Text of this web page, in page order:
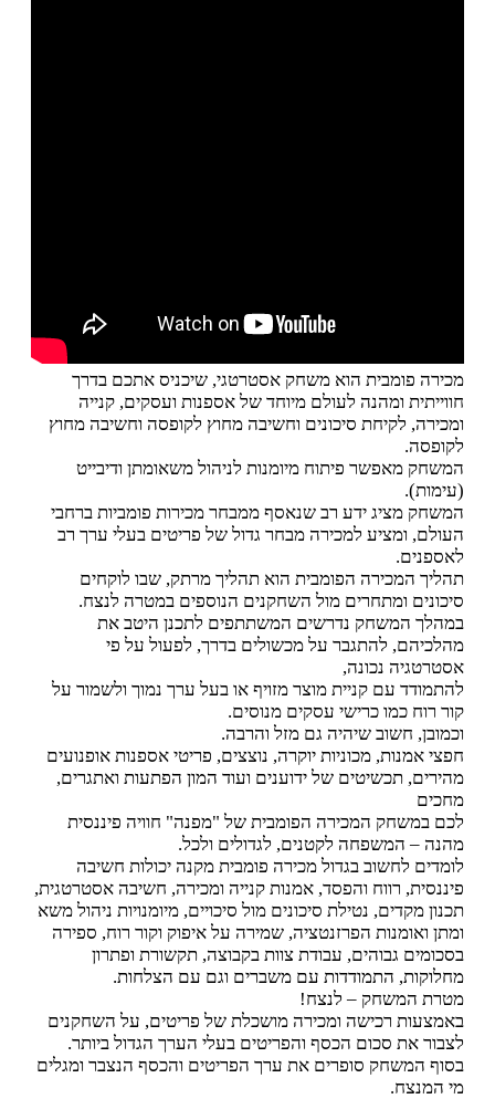
מכירה פומבית הוא משחק אסטרטגי, שיכניס אתכם בדרך
חווייתית ומהנה לעולם מיוחד של אספנות ועסקים, קנייה
ומכירה, לקיחת סיכונים וחשיבה מחוץ לקופסה וחשיבה מחוץ
לקופסה.
המשחק מאפשר פיתוח מיומנות לניהול משאומתן ודיבייט
(עימות).
המשחק מציג ידע רב שנאסף ממבחר מכירות פומביות ברחבי
העולם, ומציע למכירה מבחר גדול של פריטים בעלי ערך רב
לאספנים.
תהליך המכירה הפומבית הוא תהליך מרתק, שבו לוקחים
סיכונים ומתחרים מול השחקנים הנוספים במטרה לנצח.
במהלך המשחק נדרשים המשתתפים לתכנן היטב את
מהלכיהם, להתגבר על מכשולים בדרך, לפעול על פי
אסטרטגיה נכונה,
להתמודד עם קניית מוצר מזויף או בעל ערך נמוך ולשמור על
קור רוח כמו כרישי עסקים מנוסים.
וכמובן, חשוב שיהיה גם מזל והרבה.
חפצי אמנות, מכוניות יוקרה, נוצצים, פריטי אספנות אופנועים
מהירים, תכשיטים של ידוענים ועוד המון הפתעות ואתגרים,
מחכים
לכם במשחק המכירה הפומבית של "מפנה" חוויה פיננסית
מהנה – המשפחה לקטנים, לגדולים ולכל.
לומדים לחשוב בגדול מכירה פומבית מקנה יכולות חשיבה
פיננסית, רווח והפסד, אמנות קנייה ומכירה, חשיבה אסטרטגית,
תכנון מקדים, נטילת סיכונים מול סיכויים, מיומנויות ניהול משא
ומתן ואומנות הפרזנטציה, שמירה על איפוק וקור רוח, ספירה
בסכומים גבוהים, עבודת צוות בקבוצה, תקשורת ופתרון
מחלוקות, התמודדות עם משברים וגם עם הצלחות.
מטרת המשחק – לנצח!
באמצעות רכישה ומכירה מושכלת של פריטים, על השחקנים
לצבור את סכום הכסף והפריטים בעלי הערך הגדול ביותר.
בסוף המשחק סופרים את ערך הפריטים והכסף הנצבר ומגלים
מי המנצח.